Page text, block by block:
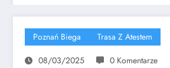
Poznań Biega Trasa Z Atestem
08/03/2025
0 Komentarze